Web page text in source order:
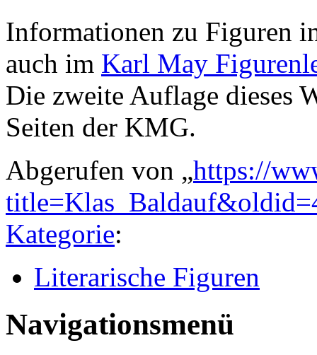
Informationen zu Figuren
auch im Karl May
Die zweite Auflage dieses
Seiten der KMG.
Abgerufen von „https://
Kategorie:
Literarische Figuren
Navigationsmenü